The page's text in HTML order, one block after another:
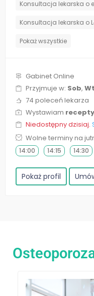
Konsultacja lekarska o
Konsultacja lekarska o
Pokaż wszystkie
Gabinet Online
Przyjmuje w: Sob, Wt
74 poleceń lekarza
Wystawiam recepty
Niedostępny dzisiaj.
Wolne terminy na
14:00 14:15 14:30
Pokaż profil